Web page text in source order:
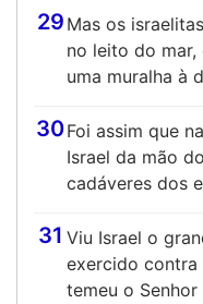
29 Mas os
no leito do mar,
uma muralha à
30Foi assim que
Israel da mão
cadáveres dos
31 Viu Israel o
exercido contra
temeu o